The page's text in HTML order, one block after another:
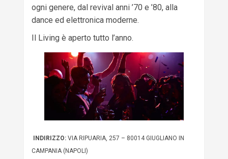
ogni genere, dal revival anni ’70 e ’80, alla
dance ed elettronica moderne.
Il Living è aperto tutto l’anno.
INDIRIZZO:VIA RIPUARIA, 257 – 80014 GIUGLIANO IN
CAMPANIA (NAPOLI)